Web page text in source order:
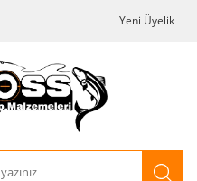
Yeni Üyelik